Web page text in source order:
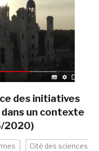
des initiatives
un contexte
2020)
Cité des sciences